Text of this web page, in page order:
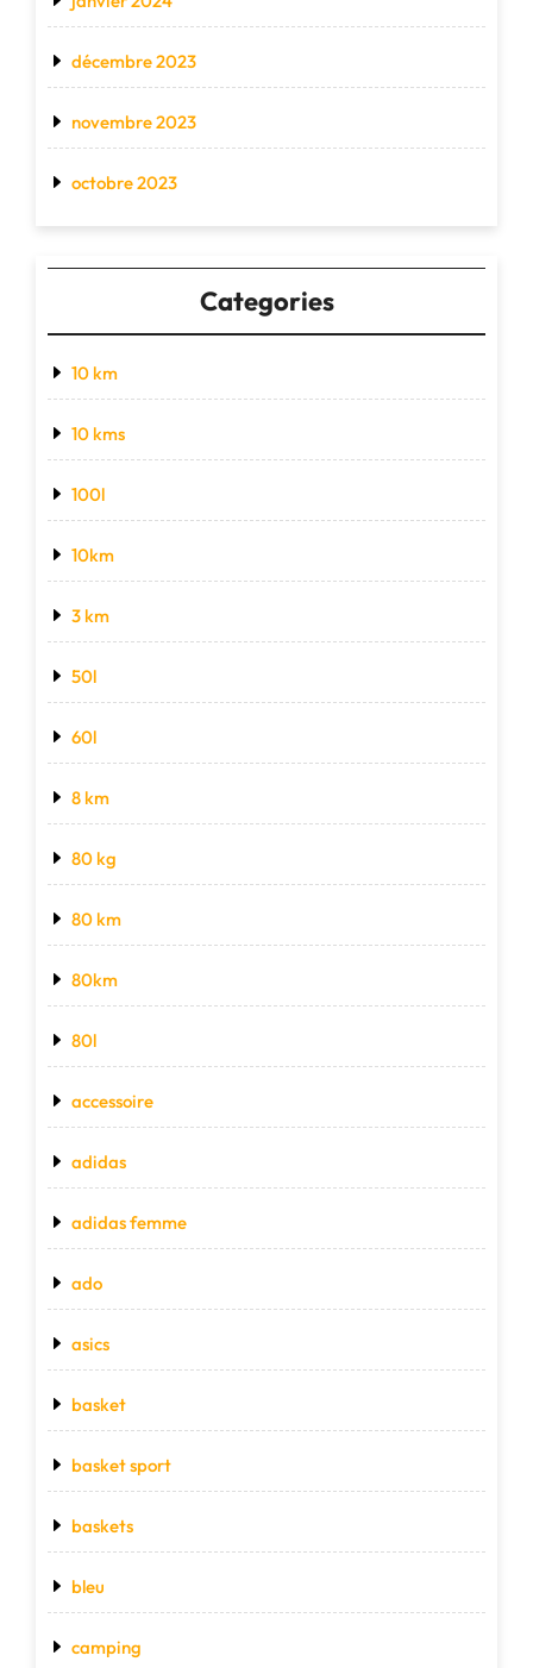
décembre 2023
novembre 2023
octobre 2023
Categories
10 km
10 kms
100l
10km
3 km
50l
60l
8 km
80 kg
80 km
80km
80l
accessoire
adidas
adidas femme
ado
asics
basket
basket sport
baskets
bleu
camping